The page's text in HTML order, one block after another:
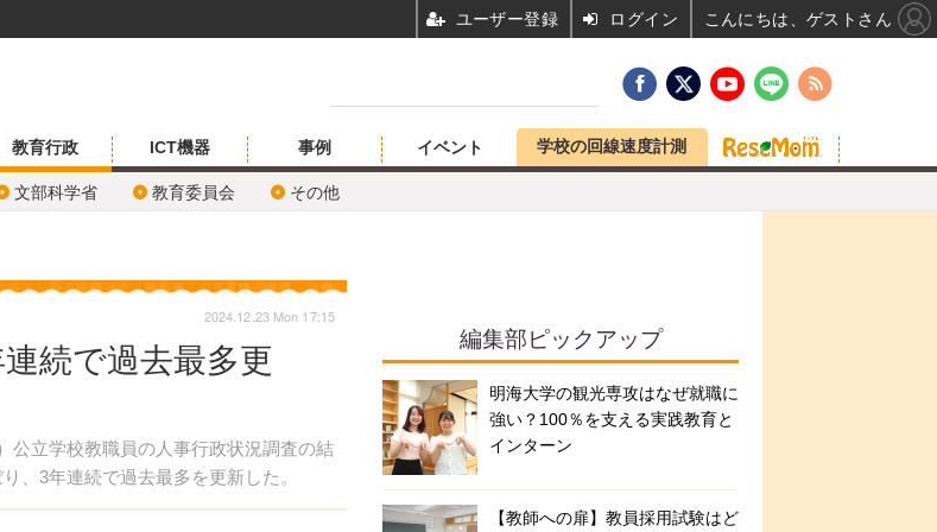
教育行政
文部科学省 教育委員会 その他
ICT機器 事例 イベント 学校の回線速度計測
続で過去最多更
公立学校教職員の人事行政状況調査の結
、3年連続で過去最多を更新した。
2024.12.23 Mon 17:15
編集部ピックアップ
明海大学の観光専攻はなぜ就職に
強い？100％を支える実践教育と
インターン
【教師への扉】教員採用試験はど
ユーザー登録 ログイン こんにちは、ゲストさん